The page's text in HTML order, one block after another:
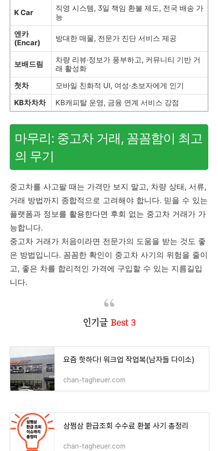
K Car
직영 시스템, 3일 책임 환불 제도, 전국 배송 가
능
엔카
(Encar)
방대한 매물, 전문가 진단 서비스 제공
보배드림
차량 리뷰·정보가 풍부하고, 커뮤니티 기반 거
래 활성화
첫차
모바일 친화적 UI, 여성·초보자에게 인기
KB차차차
KB캐피탈 운영, 금융 연계 서비스 강점
마무리: 중고차 거래, 꼼꼼함이 최고
의 무기
중고차를 사고팔 때는 가격만 보지 말고, 차량 상태, 서류,
거래 방법까지 종합적으로 고려해야 합니다. 믿을 수 있는
플랫폼과 정보를 활용한다면 후회 없는 중고차 거래가 가
능합니다.
중고차 거래가 처음이라면 전문가의 도움을 받는 것도 좋
은 방법입니다. 꼼꼼한 확인이 중고차 사기의 위험을 줄이
고, 좋은 차를 합리적인 가격에 구입할 수 있는 지름길입
니다.
인기글 Best 3
요즘 핫하다! 워크업 작업복(남자들 다이소)
chan-tagheuer.com
삼쩜삼 환급조회 수수료 환불 사기 총정리
chan-tagheuer.com